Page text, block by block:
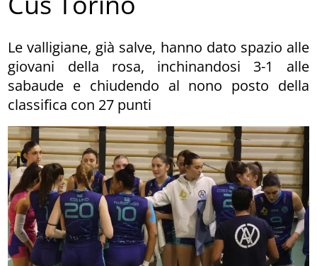
Le valligiane, già salve, hanno dato spazio alle
giovani della rosa, inchinandosi 3-1 alle
sabaude e chiudendo al nono posto della
classifica con 27 punti